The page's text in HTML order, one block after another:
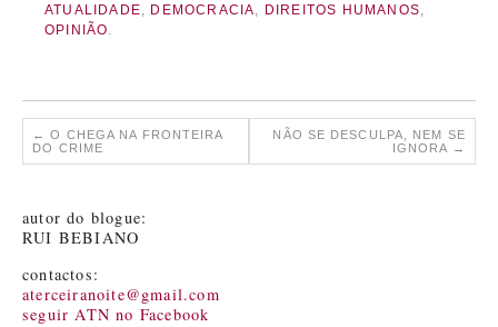
ATUALIDADE, DEMOCRACIA, DIREITOS HUMANOS,
OPINIÃO.
← O CHEGA NA FRONTEIRA
DO CRIME
NÃO SE DESCULPA, NEM SE
IGNORA →
autor do blogue:
RUI BEBIANO
contactos:
aterceiranoite@gmail.com
seguir ATN no Facebook